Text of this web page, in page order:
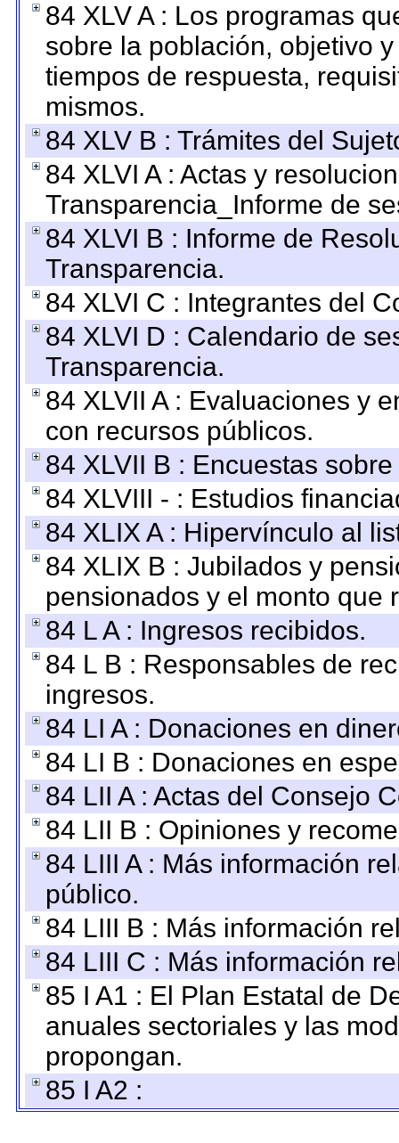
84 XLV A : Los programas
sobre la población, objetivo
tiempos de respuesta,
mismos.
84 XLV B : Trámites del
84 XLVI A : Actas y
Transparencia_Informe de
84 XLVI B : Informe de
Transparencia.
84 XLVI C : Integrantes del
84 XLVI D : Calendario de
Transparencia.
84 XLVII A : Evaluaciones y
con recursos públicos.
84 XLVII B : Encuestas
84 XLVIII - : Estudios
84 XLIX A : Hipervínculo al
84 XLIX B : Jubilados y
pensionados y el monto que
84 L A : Ingresos recibidos.
84 L B : Responsables de
ingresos.
84 LI A : Donaciones en
84 LI B : Donaciones en
84 LII A : Actas del Consejo
84 LII B : Opiniones y
84 LIII A : Más información
público.
84 LIII B : Más información
84 LIII C : Más información
85 I A1 : El Plan Estatal de
anuales sectoriales y las
propongan.
85 I A2 :